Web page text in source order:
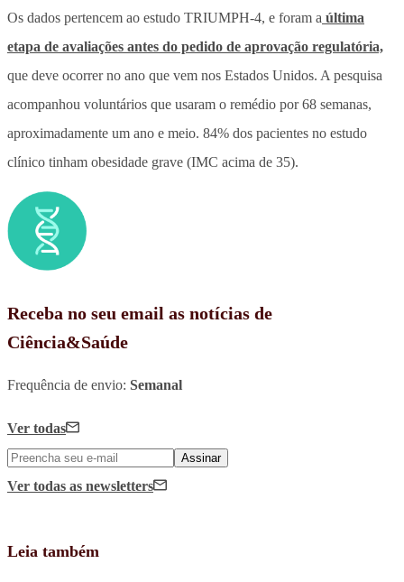
Os dados pertencem ao estudo TRIUMPH-4, e foram a última
etapa de avaliações antes do pedido de aprovação regulatória,
que deve ocorrer no ano que vem nos Estados Unidos. A pesquisa
acompanhou voluntários que usaram o remédio por 68 semanas,
aproximadamente um ano e meio. 84% dos pacientes no estudo
clínico tinham obesidade grave (IMC acima de 35).
Receba no seu email as notícias de
Ciência&Saúde
Frequência de envio: Semanal
Ver todas
Assinar
Ver todas as newsletters
Leia também